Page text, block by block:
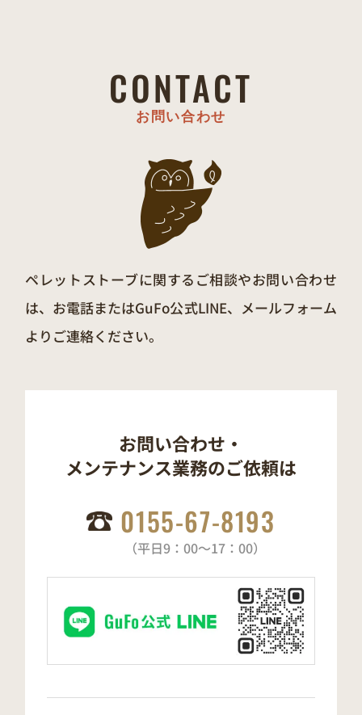
CONTACT
お問い合わせ
ペレットストーブに関するご相談やお問い合わせ
は、お電話またはGuFo公式LINE、メールフォーム
よりご連絡ください。
お問い合わせ・
メンテナンス業務のご依頼は
0155-67-8193
（平日9：00～17：00）